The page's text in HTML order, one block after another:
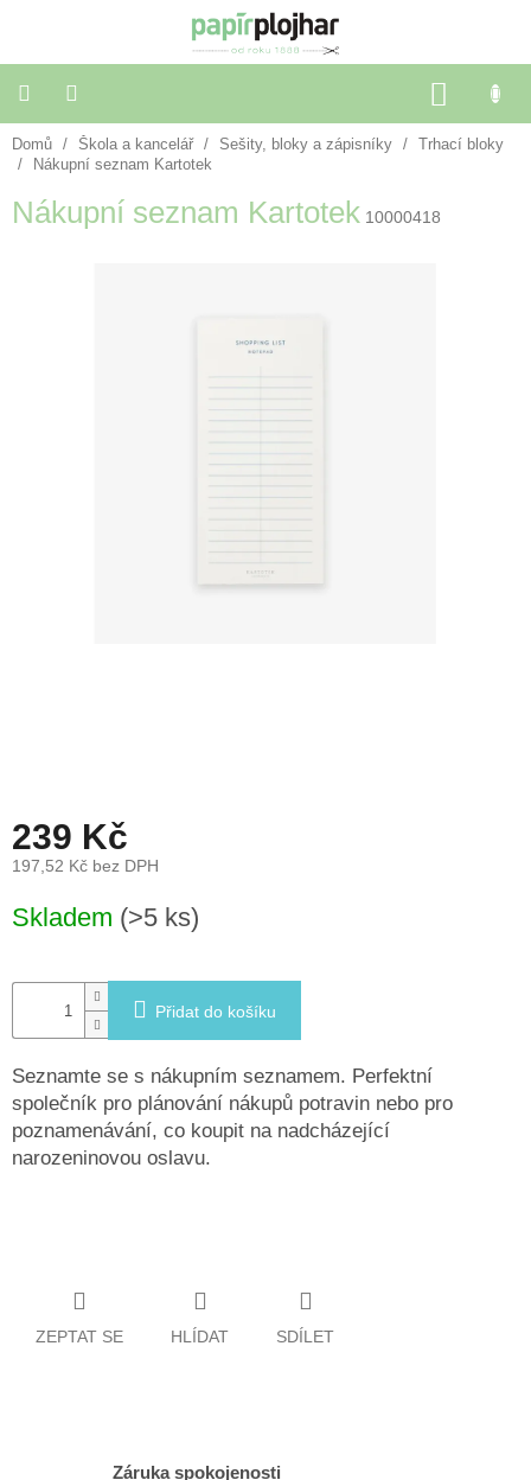
KOŠÍK
Balení
dárků
Dekorace
Prodejny
Domů / Škola a kancelář / Sešity, bloky a zápisníky /
Trhací bloky
/
Nákupní seznam Kartotek
Nákupní seznam Kartotek 10000418
239 Kč
197,52 Kč bez DPH
cena:
Skladem (>5 ks)
Přidat do košíku
Seznamte se s nákupním seznamem. Perfektní
společník pro plánování nákupů potravin nebo pro
poznamenávání, co koupit na nadcházející
narozeninovou oslavu.
ZEPTAT SE HLÍDAT SDÍLET
Záruka spokojenosti